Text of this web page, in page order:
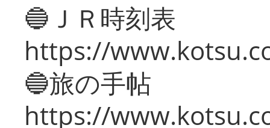
🔵ＪＲ時刻表
https://
🔵旅の手帖
https://